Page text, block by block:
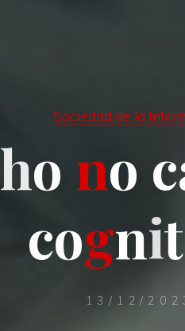
Sociedad de la
ho no c
cognit
13/12/